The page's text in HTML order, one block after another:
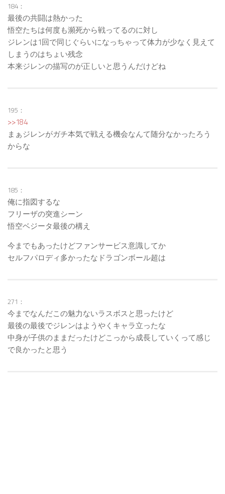
184：
最後の共闘は熱かった
悟空たちは何度も瀕死から戦ってるのに対し
ジレンは1回で同じぐらいになっちゃって体力が少なく見えて
しまうのはちょい残念
本来ジレンの描写のが正しいと思うんだけどね
195：
>>184
まぁジレンがガチ本気で戦える機会なんて随分なかったろう
からな
185：
俺に指図するな
フリーザの突進シーン
悟空ベジータ最後の構え
今までもあったけどファンサービス意識してか
セルフパロディ多かったなドラゴンボール超は
271：
今までなんだこの魅力ないラスボスと思ったけど
最後の最後でジレンはようやくキャラ立ったな
中身が子供のままだったけどこっから成長していくって感じ
で良かったと思う